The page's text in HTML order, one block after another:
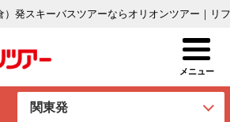
）発スキーバスツアーならオリオンツアー｜